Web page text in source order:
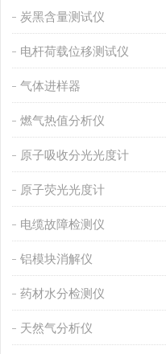
炭黑含量测试仪
电杆荷载位移测试仪
气体进样器
燃气热值分析仪
原子吸收分光光度计
原子荧光光度计
电缆故障检测仪
铝模块消解仪
药材水分检测仪
天然气分析仪